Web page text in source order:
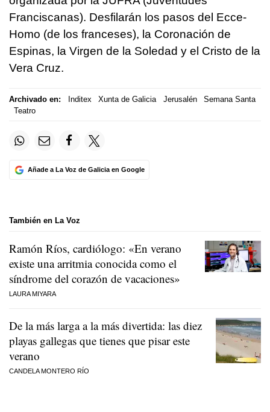
Franciscanas). Desfilarán los pasos del Ecce-
Homo (de los franceses), la Coronación de
Espinas, la Virgen de la Soledad y el Cristo de la
Vera Cruz.
Archivado en: Inditex Xunta de Galicia Jerusalén
Semana Santa
Teatro
Añade a La Voz de Galicia en Google
También en La Voz
Ramón Ríos, cardiólogo: «En verano
existe una arritmia conocida como el
síndrome del corazón de vacaciones»
LAURA MIYARA
De la más larga a la más divertida: las diez
playas gallegas que tienes que pisar este
verano
CANDELA MONTERO RÍO